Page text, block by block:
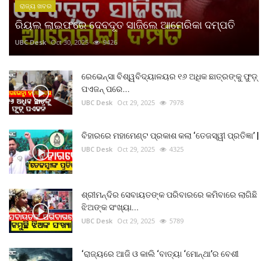
ରାଜ୍ୟ ଖବର
ରିୟଲ ଲାଇଫରେ ଦେବଦୂତ ସାଜିଲେ ଆମେରିକା ଦମ୍ପତି
UBC Desk Oct 30, 2025 9426
ରେଭେନ୍ସା ବିଶ୍ୱବିଦ୍ୟାଳୟର ୧୬ ଅଧିକ ଛାତ୍ରଙ୍କୁ ଫୁଡ଼୍
ପଏଜନ୍ ପରେ...
UBC Desk Oct 29, 2025 7978
ବିହାରରେ ମହାମେଣ୍ଟ ପ୍ରକାଶ କଲା ‘ତେଜସ୍ୱୀ ପ୍ରତିଜ୍ଞା’ |
UBC Desk Oct 29, 2025 4325
ଶ୍ରୀମନ୍ଦିର ସେବାୟତଙ୍କ ପରିବାରରେ କମିବାରେ ଲାଗିଛି
ଝିଅଙ୍କ ସଂଖ୍ୟା...
UBC Desk Oct 29, 2025 5789
‘ରାଜ୍ୟରେ ଆଜି ଓ କାଲି ‘ବାତ୍ୟା ‘ମୋନ୍ଥା’ର ବେଶୀ